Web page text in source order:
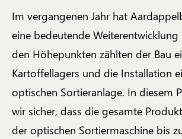
Im vergangenen Jahr hat
eine bedeutende Weiterentwicklung
den Höhepunkten zählten der Bau
Kartoffellagers und die Installation
optischen Sortieranlage. In diesem
wir sicher, dass die gesamte
der optischen Sortiermaschine bis